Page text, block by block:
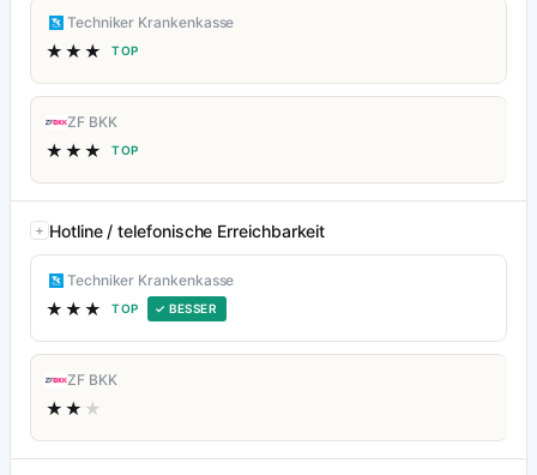
Techniker Krankenkasse
★★★ TOP
ZF BKK
★★★ TOP
Hotline / telefonische Erreichbarkeit
Techniker Krankenkasse
★★★ TOP ✓ BESSER
ZF BKK
★★ ★